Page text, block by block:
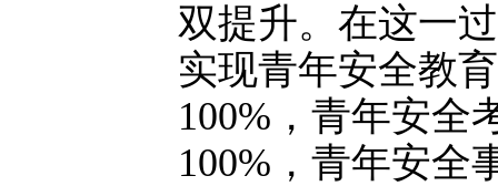
双提升。在这一
实现青年安全教
100%，青年安全
100%，青年安全